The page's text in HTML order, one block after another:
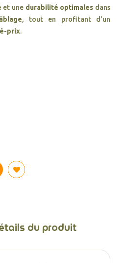
et une durabilité optimales dans
, tout en profitant d'un
prix.
du produit